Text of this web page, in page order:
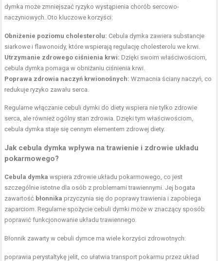
dymka może zmniejszać ryzyko wystąpienia chorób sercowo-
naczyniowych. Oto kluczowe korzyści:
Obniżenie poziomu cholesterolu: Cebula dymka zawiera substancje
siarkowe i flawonoidy, które wspierają regulację cholesterolu we krwi.
Utrzymanie zdrowego ciśnienia krwi: Dzięki swoim właściwościom,
cebula dymka pomaga w obniżaniu ciśnienia krwi.
Poprawa zdrowia naczyń krwionośnych: Wzmacnia ściany naczyń, co
redukuje ryzyko zawału serca.
Regularne włączanie cebuli dymki do diety wspiera nie tylko zdrowie
serca, ale również ogólny stan zdrowia. Dzięki tym właściwościom,
cebula dymka staje się cennym elementem zdrowej diety.
Jak cebula dymka wpływa na trawienie i zdrowie układu
pokarmowego?
Cebula dymka wspiera zdrowie układu pokarmowego, co jest
szczególnie istotne dla osób z problemami trawiennymi. Jej bogata
zawartość błonnika przyczynia się do poprawy trawienia i zapobiega
zaparciom. Regularne spożycie cebuli dymki może w znaczący sposób
poprawić funkcjonowanie układu trawiennego.
Błonnik zawarty w cebuli dymce ma wiele korzyści zdrowotnych:
poprawia perystaltykę jelit, co ułatwia transport pokarmu przez układ